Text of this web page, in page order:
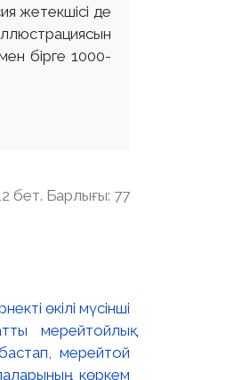
жетекшісі де
бірге 1000-
бет. Барлығы: 77